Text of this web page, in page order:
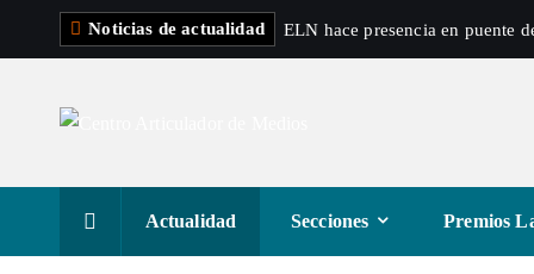
Noticias de actualidad ELN hace presencia en puente
Actualidad Secciones Premios